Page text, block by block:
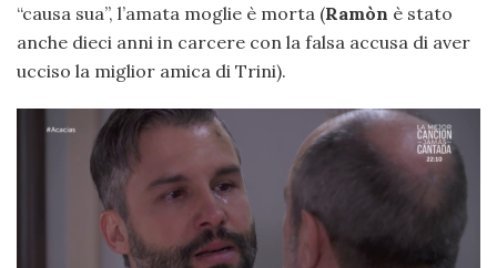
“causa sua”, l’amata moglie è morta (Ramòn è stato
anche dieci anni in carcere con la falsa accusa di aver
ucciso la miglior amica di Trini).